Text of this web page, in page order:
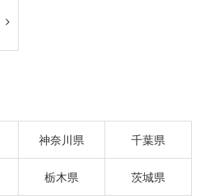
神奈川県 千葉県
栃木県 茨城県